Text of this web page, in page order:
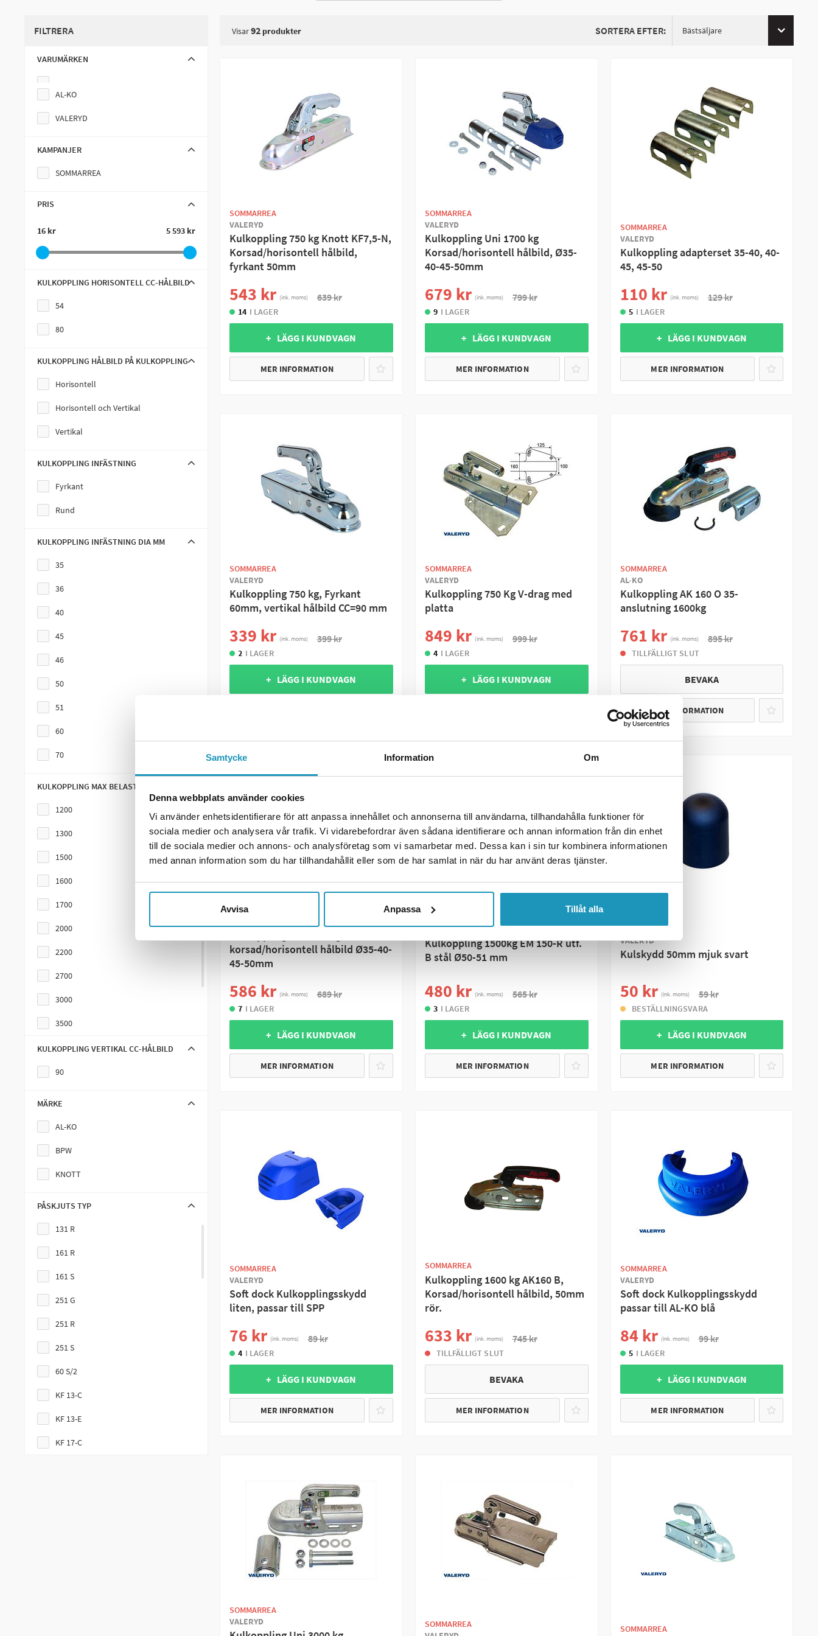
Samtycke Information Om
Denna webbplats använder cookies
Vi använder enhetsidentifierare för att anpassa innehållet och annonserna till användarna, tillhandahålla funktioner för
sociala medier och analysera vår trafik. Vi vidarebefordrar även sådana identifierare och annan information från din enhet
till de sociala medier och annons- och analysföretag som vi samarbetar med. Dessa kan i sin tur kombinera informationen
med annan information som du har tillhandahållit eller som de har samlat in när du har använt deras tjänster.
Avvisa Anpassa Tillåt alla
FILTRERA
VARUMÄRKEN
AL-KO
VALERYD
KAMPANJER
SOMMARREA
PRIS
16 kr 5 593 kr
KULKOPPLING HORISONTELL CC-HÅLBILD
54
80
KULKOPPLING HÅLBILD PÅ KULKOPPLING
Horisontell
Horisontell och Vertikal
Vertikal
KULKOPPLING INFÄSTNING
Fyrkant
Rund
KULKOPPLING INFÄSTNING DIA MM
35
36
40
45
46
50
51
60
70
KULKOPPLING MAX BELASTNING KG
1200
1300
1500
1600
1700
2000
2200
2700
3000
3500
750
800
KULKOPPLING VERTIKAL CC-HÅLBILD
90
MÄRKE
AL-KO
BPW
KNOTT
PÅSKJUTS TYP
131 R
161 R
161 S
251 G
251 R
251 S
60 S/2
KF 13-C
KF 13-E
KF 17-C
Visar92produkter SORTERA EFTER: Bästsäljare
SOMMARREA
VALERYD
Kulkoppling 750 kg Knott KF7,5-N,
Korsad/horisontell hålbild,
fyrkant 50mm
543 kr (ink. moms) 639 kr
14 I LAGER
+ LÄGG I KUNDVAGN
MER INFORMATION
SOMMARREA
VALERYD
Kulkoppling Uni 1700 kg
Korsad/horisontell hålbild, Ø35-
40-45-50mm
679 kr (ink. moms) 799 kr
9 I LAGER
+ LÄGG I KUNDVAGN
MER INFORMATION
SOMMARREA
VALERYD
Kulkoppling adapterset 35-40, 40-
45, 45-50
110 kr (ink. moms) 129 kr
5 I LAGER
+ LÄGG I KUNDVAGN
MER INFORMATION
SOMMARREA
VALERYD
Kulkoppling 750 kg, Fyrkant
60mm, vertikal hålbild CC=90 mm
339 kr (ink. moms) 399 kr
2 I LAGER
+ LÄGG I KUNDVAGN
SOMMARREA
VALERYD
Kulkoppling 750 Kg V-drag med
platta
849 kr (ink. moms) 999 kr
4 I LAGER
+ LÄGG I KUNDVAGN
SOMMARREA
AL-KO
Kulkoppling AK 160 O 35-
anslutning 1600kg
761 kr (ink. moms) 895 kr
TILLFÄLLIGT SLUT
BEVAKA
MER INFORMATION
SOMMARREA
korsad/horisontell hålbild Ø35-40-
45-50mm
586 kr (ink. moms) 689 kr
7 I LAGER
+ LÄGG I KUNDVAGN
MER INFORMATION
SOMMARREA
Kulkoppling 1500kg EM 150-R utf.
B stål Ø50-51 mm
480 kr (ink. moms) 565 kr
3 I LAGER
+ LÄGG I KUNDVAGN
MER INFORMATION
SOMMARREA
VALERYD
Kulskydd 50mm mjuk svart
50 kr (ink. moms) 59 kr
BESTÄLLNINGSVARA
+ LÄGG I KUNDVAGN
MER INFORMATION
SOMMARREA
VALERYD
Soft dock Kulkopplingsskydd
liten, passar till SPP
76 kr (ink. moms) 89 kr
4 I LAGER
+ LÄGG I KUNDVAGN
MER INFORMATION
SOMMARREA
Kulkoppling 1600 kg AK160 B,
Korsad/horisontell hålbild, 50mm
rör.
633 kr (ink. moms) 745 kr
TILLFÄLLIGT SLUT
BEVAKA
MER INFORMATION
SOMMARREA
VALERYD
Soft dock Kulkopplingsskydd
passar till AL-KO blå
84 kr (ink. moms) 99 kr
5 I LAGER
+ LÄGG I KUNDVAGN
MER INFORMATION
SOMMARREA
VALERYD
SOMMARREA
SOMMARREA